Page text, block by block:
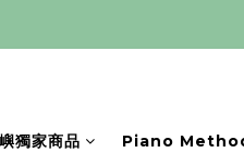
家商品 Piano